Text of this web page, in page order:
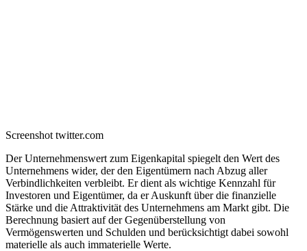
Screenshot twitter.com
Der Unternehmenswert zum Eigenkapital spiegelt den Wert des
Unternehmens wider, der den Eigentümern nach Abzug aller
Verbindlichkeiten verbleibt. Er dient als wichtige Kennzahl für
Investoren und Eigentümer, da er Auskunft über die finanzielle
Stärke und die Attraktivität des Unternehmens am Markt gibt. Die
Berechnung basiert auf der Gegenüberstellung von
Vermögenswerten und Schulden und berücksichtigt dabei sowohl
materielle als auch immaterielle Werte.